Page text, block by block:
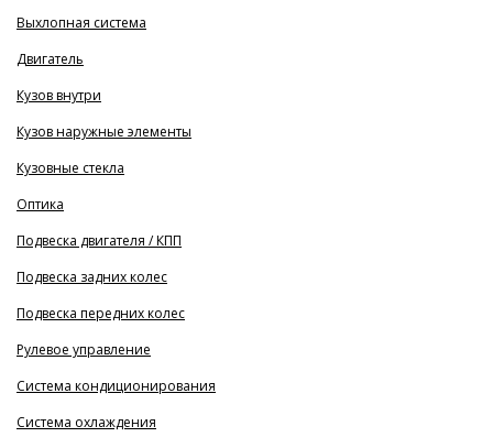
Выхлопная система
Двигатель
Кузов внутри
Кузов наружные элементы
Кузовные стекла
Оптика
Подвеска двигателя / КПП
Подвеска задних колес
Подвеска передних колес
Рулевое управление
Система кондиционирования
Система охлаждения